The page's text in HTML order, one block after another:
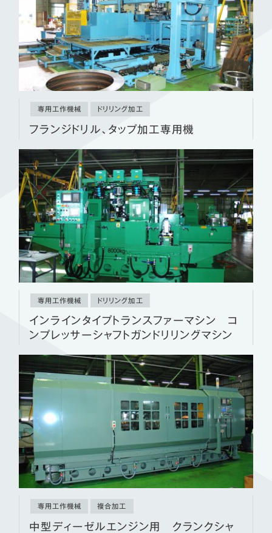
専用工作機械 ドリリング加工
フランジドリル、タップ加工専用機
専用工作機械 ドリリング加工
インラインタイプトランスファーマシン コ
ンプレッサーシャフトガンドリリングマシン
専用工作機械 複合加工
中型ディーゼルエンジン用 クランクシャ